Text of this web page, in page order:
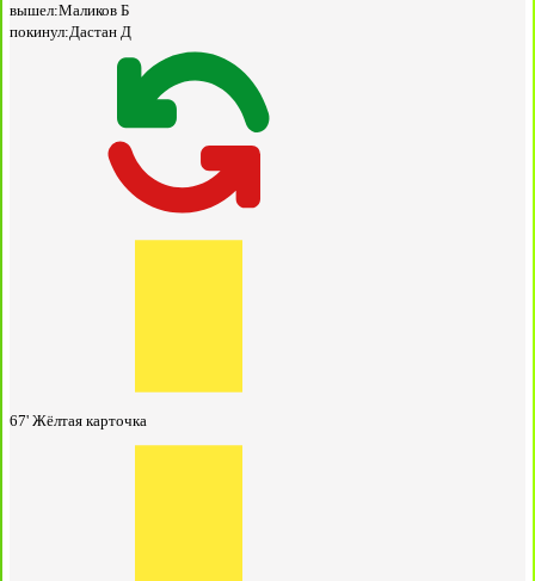
вышел:Маликов Б
покинул:Дастан Д
67' Жёлтая карточка